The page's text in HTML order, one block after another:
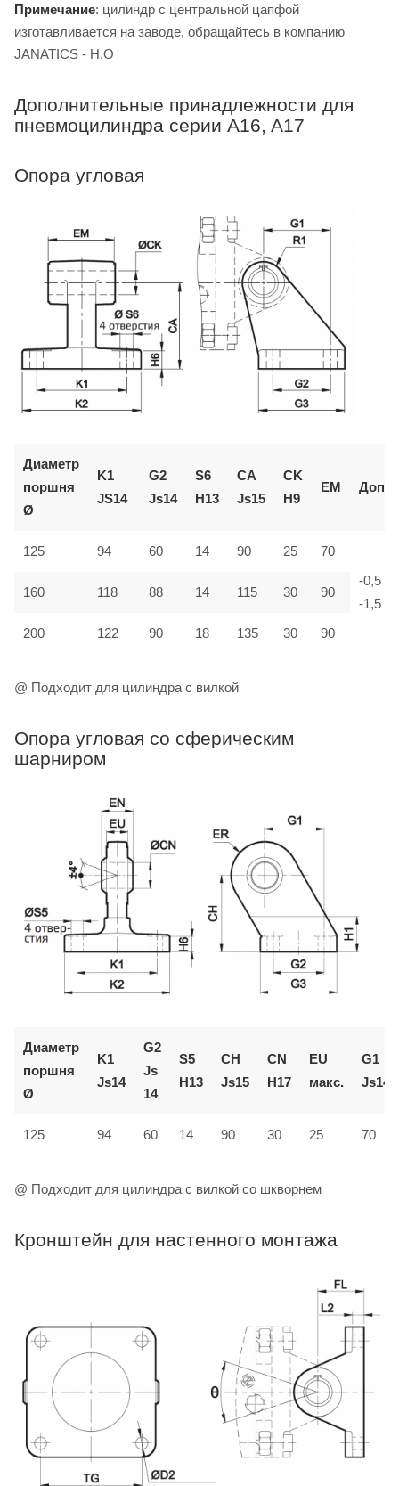
Примечание: цилиндр с центральной цапфой
изготавливается на заводе, обращайтесь в компанию
JANATICS - H.O
Дополнительные принадлежности для
пневмоцилиндра серии A16, A17
Опора угловая
Диаметр
поршня
Ø
K1
JS14
G2
Js14
S6
H13
CA
Js15
CK
H9
EM Доп.
125 94 60 14 90 25 70
-0,5
-1,5
160 118 88 14 115 30 90
200 122 90 18 135 30 90
@ Подходит для цилиндра с вилкой
Опора угловая со сферическим
шарниром
Диаметр
поршня
Ø
K1
Js14
G2
Js
14
S5
H13
CH
Js15
CN
H17
EU
макс.
G1
Js14
125 94 60 14 90 30 25 70
@ Подходит для цилиндра с вилкой со шкворнем
Кронштейн для настенного монтажа